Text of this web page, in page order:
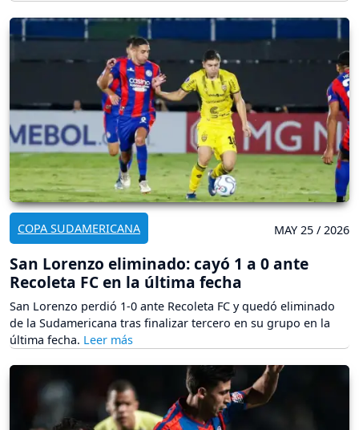
COPA SUDAMERICANA MAY 25 / 2026
San Lorenzo eliminado: cayó 1 a 0 ante
Recoleta FC en la última fecha
San Lorenzo perdió 1-0 ante Recoleta FC y quedó eliminado
de la Sudamericana tras finalizar tercero en su grupo en la
última fecha.